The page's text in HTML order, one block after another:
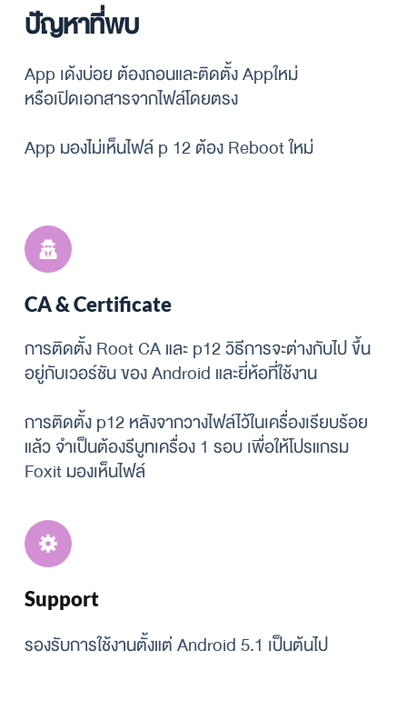
ปัญหาที่พบ
App เด้งบ่อย ต้องถอนและติดตั้ง Appใหม่
หรือเปิดเอกสารจากไฟล์โดยตรง
App มองไม่เห็นไฟล์ p 12 ต้อง Reboot ใหม่
CA & Certificate
การติดตั้ง Root CA และ p12 วิธีการจะต่างกับไป ขึ้น
อยู่กับเวอร์ชัน ของ Android และยี่ห้อที่ใช้งาน
การติดตั้ง p12 หลังจากวางไฟล์ไว้ในเครื่องเรียบร้อย
แล้ว จำเป็นต้องรีบูทเครื่อง 1 รอบ เพื่อให้โปรแกรม
Foxit มองเห็นไฟล์
Support
รองรับการใช้งานตั้งแต่ Android 5.1 เป็นต้นไป